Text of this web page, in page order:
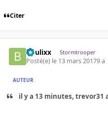
Citer
boulixx Stormtrooper
Posté(e) le 13 mars 20179 a
AUTEUR
il y a 13 minutes, trevor31